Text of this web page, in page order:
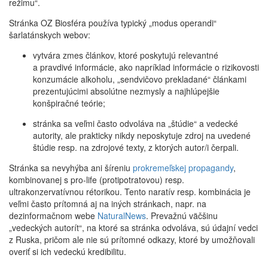
Stránka OZ Biosféra používa typický „modus operandi“
šarlatánskych webov:
vytvára zmes článkov, ktoré poskytujú relevantné
a pravdivé informácie, ako napríklad informácie o rizikovosti
konzumácie alkoholu, „sendvičovo prekladané“ článkami
prezentujúcimi absolútne nezmysly a najhlúpejšie
konšpiračné teórie;
stránka sa veľmi často odvoláva na „štúdie“ a vedecké
autority, ale prakticky nikdy neposkytuje zdroj na uvedené
štúdie resp. na zdrojové texty, z ktorých autor/i čerpali.
Stránka sa nevyhýba ani šíreniu prokremeľskej propagandy,
kombinovanej s pro-life (protipotratovou) resp.
ultrakonzervatívnou rétorikou. Tento naratív resp. kombinácia je
veľmi často prítomná aj na iných stránkach, napr. na
dezinformačnom webe NaturalNews. Prevažnú väčšinu
„vedeckých autorít“, na ktoré sa stránka odvoláva, sú údajní vedci
z Ruska, pričom ale nie sú prítomné odkazy, ktoré by umožňovali
overiť si ich vedeckú kredibilitu.